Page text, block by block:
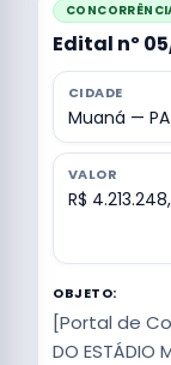
Edital nº
CIDADE
Muaná — PA
VALOR
R$
OBJETO:
[Portal de
DO ESTÁDIO